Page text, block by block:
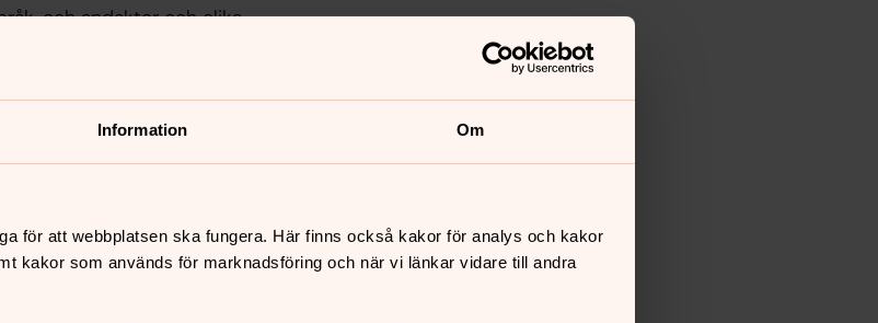
Information Om
för att webbplatsen ska fungera. Här finns också kakor för analys och kakor
kakor som används för marknadsföring och när vi länkar vidare till andra
och andakter och olika
och begravningar på
och ett flertal